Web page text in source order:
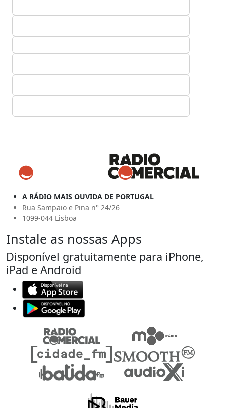
A RÁDIO MAIS OUVIDA DE PORTUGAL
Rua Sampaio e Pina n° 24/26
1099-044 Lisboa
Instale as nossas Apps
Disponível gratuitamente para iPhone,
iPad e Android